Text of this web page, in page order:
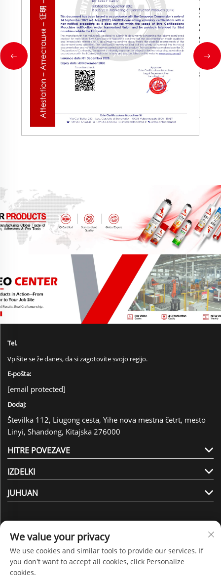
Tel.
Vpišite se že danes, da si zagotovite svojo regijo.
E-pošta:
[email protected]
Dodaj:
Številka 112, Liugong cesta, Yihe nova mestna četrt, mesto
Linyi, Shandong, Kitajska 276000
HITRE POVEZAVE
IZDELKI
JUHUAN
Sledite nam
We value your privacy
We use cookies and similar tools to provide our services. If
you don't want to accept all cookies, click Personalize
cookies.